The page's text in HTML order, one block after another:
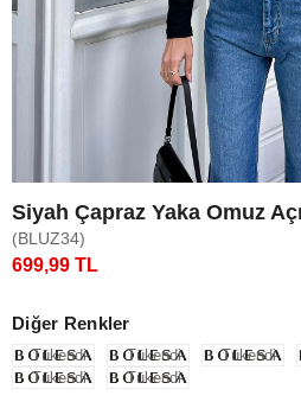
Siyah Çapraz Yaka Omuz
(BLUZ34)
699,99 TL
Diğer Renkler
Tükendi Tükendi Tükendi
Tükendi
Tükendi